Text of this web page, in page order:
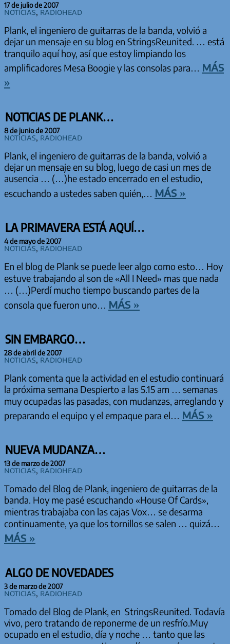
17 de julio de 2007
Noticias, Radiohead
Plank, el ingeniero de guitarras de la banda, volvió a
dejar un mensaje en su blog en StringsReunited. … está
tranquilo aquí hoy, así que estoy limpiando los
amplificadores Mesa Boogie y las consolas para… más
»
NOTICIAS DE PLANK…
8 de junio de 2007
Noticias, Radiohead
Plank, el ingeniero de guitarras de la banda, volvió a
dejar un mensaje en su blog, luego de casi un mes de
ausencia … (…)he estado encerrado en el estudio,
escuchando a ustedes saben quién,… más »
LA PRIMAVERA ESTÁ AQUÍ…
4 de mayo de 2007
Noticias, Radiohead
En el blog de Plank se puede leer algo como esto… Hoy
estuve trabajando al son de «All I Need» mas que nada
… (…)Perdí mucho tiempo buscando partes de la
consola que fueron uno… más »
SIN EMBARGO…
28 de abril de 2007
Noticias, Radiohead
Plank comenta que la actividad en el estudio continuará
la próxima semana Despierto a las 5.15 am … semanas
muy ocupadas las pasadas, con mudanzas, arreglando y
preparando el equipo y el empaque para el… más »
NUEVA MUDANZA…
13 de marzo de 2007
Noticias, Radiohead
Tomado del Blog de Plank, ingeniero de guitarras de la
banda. Hoy me pasé escuchando «House Of Cards»,
mientras trabajaba con las cajas Vox… se desarma
continuamente, ya que los tornillos se salen … quizá…
más »
ALGO DE NOVEDADES
3 de marzo de 2007
Noticias, Radiohead
Tomado del Blog de Plank, en StringsReunited. Todavía
vivo, pero tratando de reponerme de un resfrío.Muy
ocupado en el estudio, día y noche … tanto que las